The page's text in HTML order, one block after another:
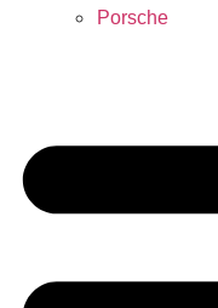
Porsche